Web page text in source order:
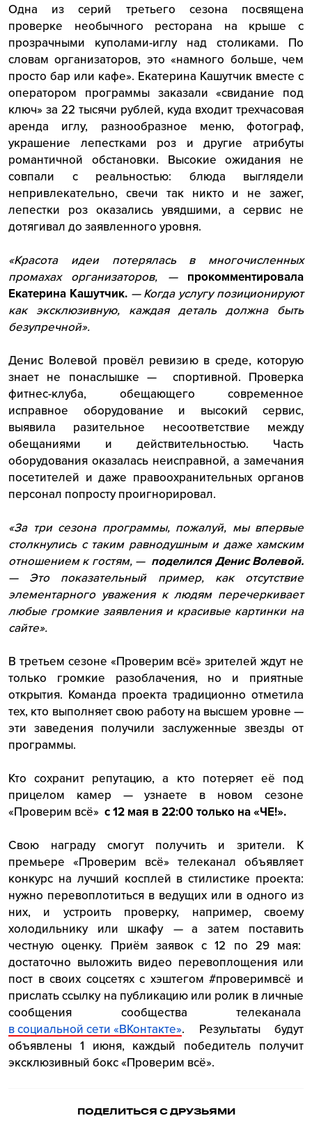
Одна из серий третьего сезона посвящена
проверке необычного ресторана на крыше с
прозрачными куполами-иглу над столиками. По
словам организаторов, это «намного больше, чем
просто бар или кафе». Екатерина Кашутчик вместе с
оператором программы заказали «свидание под
ключ» за 22 тысячи рублей, куда входит трехчасовая
аренда иглу, разнообразное меню, фотограф,
украшение лепестками роз и другие атрибуты
романтичной обстановки. Высокие ожидания не
совпали с реальностью: блюда выглядели
непривлекательно, свечи так никто и не зажег,
лепестки роз оказались увядшими, а сервис не
дотягивал до заявленного уровня.
«Красота идеи потерялась в многочисленных
промахах организаторов, — прокомментировала
Екатерина Кашутчик.— Когда услугу позиционируют
как эксклюзивную, каждая деталь должна быть
безупречной».
Денис Волевой провёл ревизию в среде, которую
знает не понаслышке — спортивной. Проверка
фитнес-клуба, обещающего современное
исправное оборудование и высокий сервис,
выявила разительное несоответствие между
обещаниями и действительностью. Часть
оборудования оказалась неисправной, а замечания
посетителей и даже правоохранительных органов
персонал попросту проигнорировал.
«За три сезона программы, пожалуй, мы впервые
столкнулись с таким равнодушным и даже хамским
отношением к гостям, — поделился Денис Волевой.
— Это показательный пример, как отсутствие
элементарного уважения к людям перечеркивает
любые громкие заявления и красивые картинки на
сайте».
В третьем сезоне «Проверим всё» зрителей ждут не
только громкие разоблачения, но и приятные
открытия. Команда проекта традиционно отметила
тех, кто выполняет свою работу на высшем уровне —
эти заведения получили заслуженные звезды от
программы.
Кто сохранит репутацию, а кто потеряет её под
прицелом камер — узнаете в новом сезоне
«Проверим всё» с 12 мая в 22:00 только на «ЧЕ!».
Свою награду смогут получить и зрители. К
премьере «Проверим всё» телеканал объявляет
конкурс на лучший косплей в стилистике проекта:
нужно перевоплотиться в ведущих или в одного из
них, и устроить проверку, например, своему
холодильнику или шкафу —а затем поставить
честную оценку. Приём заявок с 12 по 29 мая:
достаточно выложить видео перевоплощения или
пост в своих соцсетях с хэштегом #проверимвсё и
прислать ссылку на публикацию или ролик в личные
сообщения сообщества телеканала
в социальной сети «ВКонтакте». Результаты будут
объявлены 1 июня, каждый победитель получит
эксклюзивный бокс «Проверим всё».
ПОДЕЛИТЬСЯ С ДРУЗЬЯМИ